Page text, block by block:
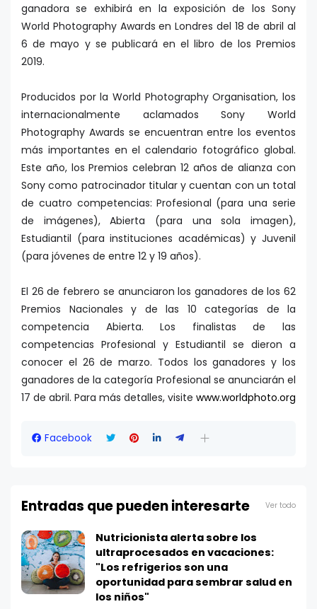
ganadora se exhibirá en la exposición de los Sony
World Photography Awards en Londres del 18 de abril al
6 de mayo y se publicará en el libro de los Premios
2019.
Producidos por la World Photography Organisation, los
internacionalmente aclamados Sony World
Photography Awards se encuentran entre los eventos
más importantes en el calendario fotográfico global.
Este año, los Premios celebran 12 años de alianza con
Sony como patrocinador titular y cuentan con un total
de cuatro competencias: Profesional (para una serie
de imágenes), Abierta (para una sola imagen),
Estudiantil (para instituciones académicas) y Juvenil
(para jóvenes de entre 12 y 19 años).
El 26 de febrero se anunciaron los ganadores de los 62
Premios Nacionales y de las 10 categorías de la
competencia Abierta. Los finalistas de las
competencias Profesional y Estudiantil se dieron a
conocer el 26 de marzo. Todos los ganadores y los
ganadores de la categoría Profesional se anunciarán el
17 de abril. Para más detalles, visite www.worldphoto.org
Facebook
Entradas que pueden interesarte Ver todo
Nutricionista alerta sobre los
ultraprocesados en vacaciones:
"Los refrigerios son una
oportunidad para sembrar salud en
los niños"